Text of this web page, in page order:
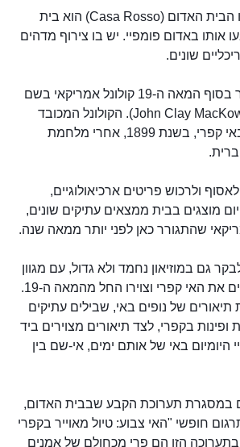
בית הקאזה רוסה, או הבית האדום (Casa Rosso) הוא בית
אותו באדום פומפיי. יש בו צירוף מדהים
שונים.
בקאזה רוסה התגורר בסוף המאה ה-19 קולונל אמריקאי בשם
ג'ון קליי מקקואן (John Clay MacKowen). הקולונל המכובד
השתקע כאן בבית, באי קפרי, בשנת 1899, אחרי מלחמת
ולרכוש פריטים ארכיאולוגיים,
מוצגים בבית ממצאים עתיקים שונים,
שהתגורר כאן לפני יותר ממאה שנה.
גם במוזיאון נחמד ולא גדול, עם מגוון
ציורי השמן, המתארים את האי קפרי וצוירו החל מהמאה ה-19.
תיאורים של נופים באי, שבילים עתיקים
ופינות בקפרי, לצד תיאורים מצוירים ביד
היומיום באי של אותם ימים, אי-שם בין
במסגרת תערוכת הקבע שבבית האדום,
חופשי "האי צבוע: טיול מאוייר בקפרי
בתערוכה הזו הם פרי מכחולם של אמנים